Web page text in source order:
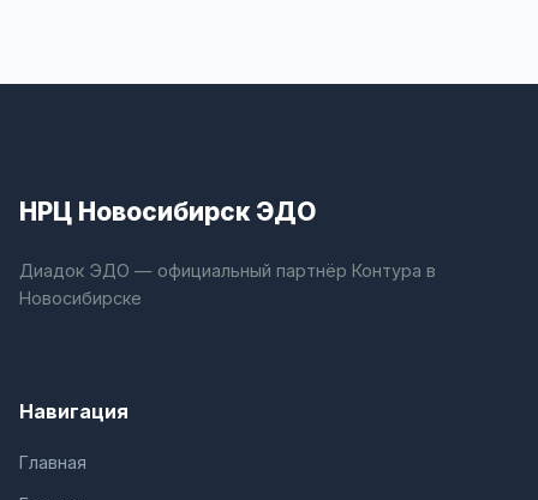
НРЦ Новосибирск ЭДО
Диадок ЭДО — официальный партнёр Контура в
Новосибирске
Навигация
Главная